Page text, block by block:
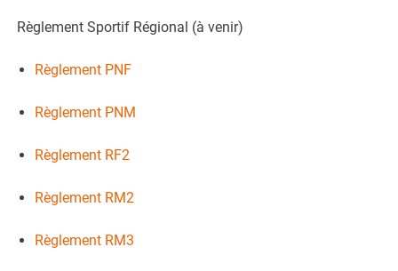
Règlement Sportif Régional (à venir)
Règlement PNF
Règlement PNM
Règlement RF2
Règlement RM2
Règlement RM3